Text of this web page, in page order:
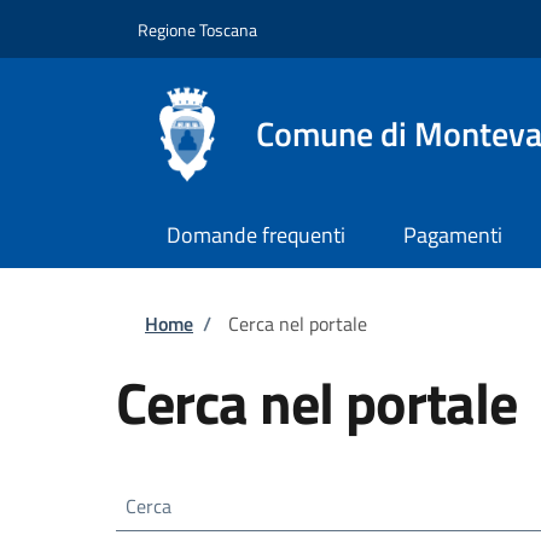
Regione Toscana
Comune di
Domande frequenti Pagamenti
Briciole di pane
Home / Cerca nel portale
Cerca nel portale
Cerca